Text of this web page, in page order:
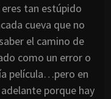
tan estúpido
cueva que no
el camino de
como un error o
película…pero en
porque hay